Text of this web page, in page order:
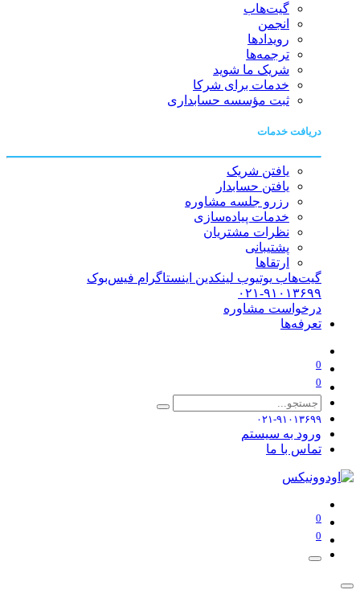
گیت‌هاب
انجمن
رویدادها
ترجمه‌ها
شریک ما شوید
خدمات برای شرکا
ثبت مؤسسه حسابداری
دریافت خدمات
یافتن شریک
یافتن حسابدار
رزرو جلسه مشاوره
خدمات پیاده‌سازی
نظرات مشتریان
پشتیبانی
ارتقاها
گیت‌هاب یوتیوب لینکدین اینستاگرام فیس‌بوک
۰۲۱-۹۱۰۱۳۶۹۹
درخواست مشاوره
تعرفه‌ها
0
0
۰۲۱-۹۱۰۱۳۶۹۹
ورود به سیستم
تماس با ما
0
0